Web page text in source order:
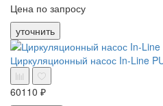
Цена по запросу
уточнить
Циркуляционный насос In-Line
60110 ₽